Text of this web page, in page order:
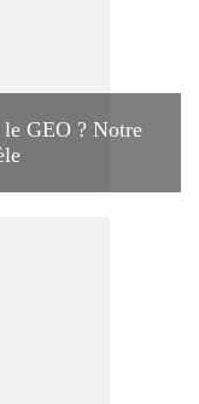
GEO ? Notre